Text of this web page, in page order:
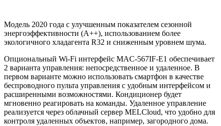
Модель 2020 года с улучшенным показателем сезонной
энергоэффективности (A++), использованием более
экологичного хладагента R32 и сниженным уровнем шума.
Опциональный Wi-Fi интерфейс MAC-567IF-E1 обеспечивает
2 варианта управления: непосредственное и удаленное. В
первом варианте можно использовать смартфон в качестве
беспроводного пульта управления с удобным интерфейсом и
расширенными возможностями. Кондиционер будет
мгновенно реагировать на команды. Удаленное управление
реализуется через облачный сервер MELCloud, что удобно для
контроля удаленных объектов, например, загородного дома.